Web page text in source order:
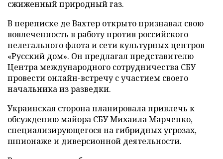
сжиженный природный газ.
В переписке де Вахтер открыто признавал свою
вовлеченность в работу против российского
нелегального флота и сети культурных центров
«Русский дом». Он предлагал представителю
Центра международного сотрудничества СБУ
провести онлайн-встречу с участием своего
начальника из разведки.
Украинская сторона планировала привлечь к
обсуждению майора СБУ Михаила Марченко,
специализирующегося на гибридных угрозах,
шпионаже и диверсионной деятельности.